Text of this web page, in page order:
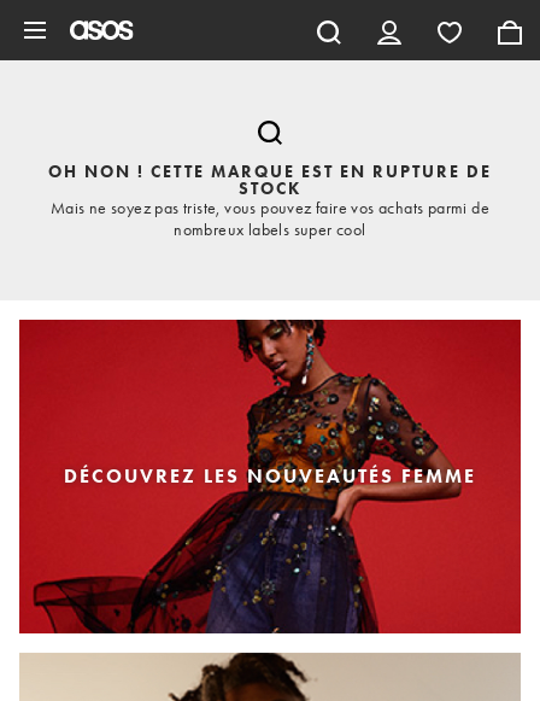
OH NON ! CETTE MARQUE EST EN RUPTURE DE
STOCK
Mais ne soyez pas triste, vous pouvez faire vos achats parmi de
nombreux labels super cool
DÉCOUVREZ LES NOUVEAUTÉS FEMME